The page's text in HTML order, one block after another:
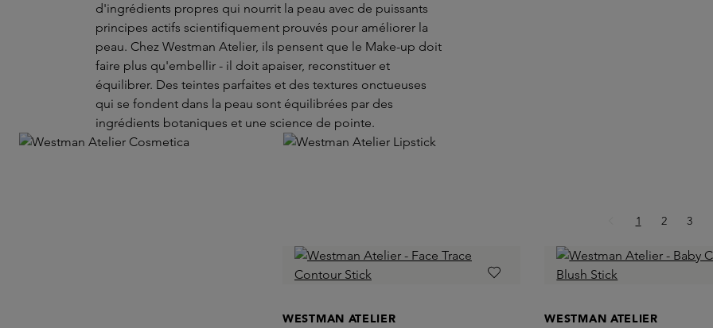
d'ingrédients propres qui nourrit la peau avec de puissants
principes actifs scientifiquement prouvés pour améliorer la
peau. Chez Westman Atelier, ils pensent que le Make-up doit
faire plus qu'embellir - il doit apaiser, reconstituer et
équilibrer. Des teintes parfaites et des textures onctueuses
qui se fondent dans la peau sont équilibrées par des
ingrédients botaniques et une science de pointe.
Page
1 Page
2 Page
3
WESTMAN ATELIER
WESTMAN ATELIER